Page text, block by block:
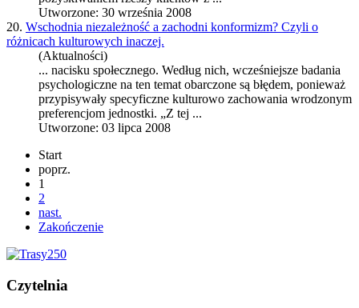
Utworzone: 30 września 2008
20. Wschodnia niezależność a zachodni konformizm? Czyli o
różnicach kulturowych inaczej.
(Aktualności)
... nacisku społecznego. Według nich, wcześniejsze badania
psychologiczne na ten temat obarczone są błędem, ponieważ
przypisywały specyficzne kulturowo zachowania wrodzonym
preferencjom jednostki. „Z tej ...
Utworzone: 03 lipca 2008
Start
poprz.
1
2
nast.
Zakończenie
Czytelnia